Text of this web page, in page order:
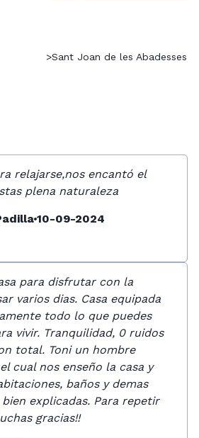
>Sant Joan de les Abadesses
relajarse,nos encantó el
plena naturaleza
10-09-2024
para disfrutar con la
varios dias. Casa equipada
todo lo que puedes
vivir. Tranquilidad, 0 ruidos
total. Toni un hombre
cual nos enseño la casa y
baños y demas
explicadas. Para repetir
gracias!!